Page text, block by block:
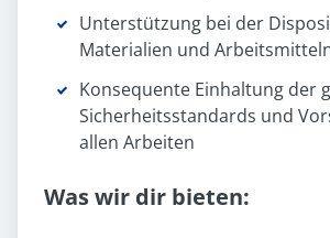
Unterstützung bei der
Materialien und
Konsequente Einhaltung der
Sicherheitsstandards und
allen Arbeiten
Was wir dir bieten: